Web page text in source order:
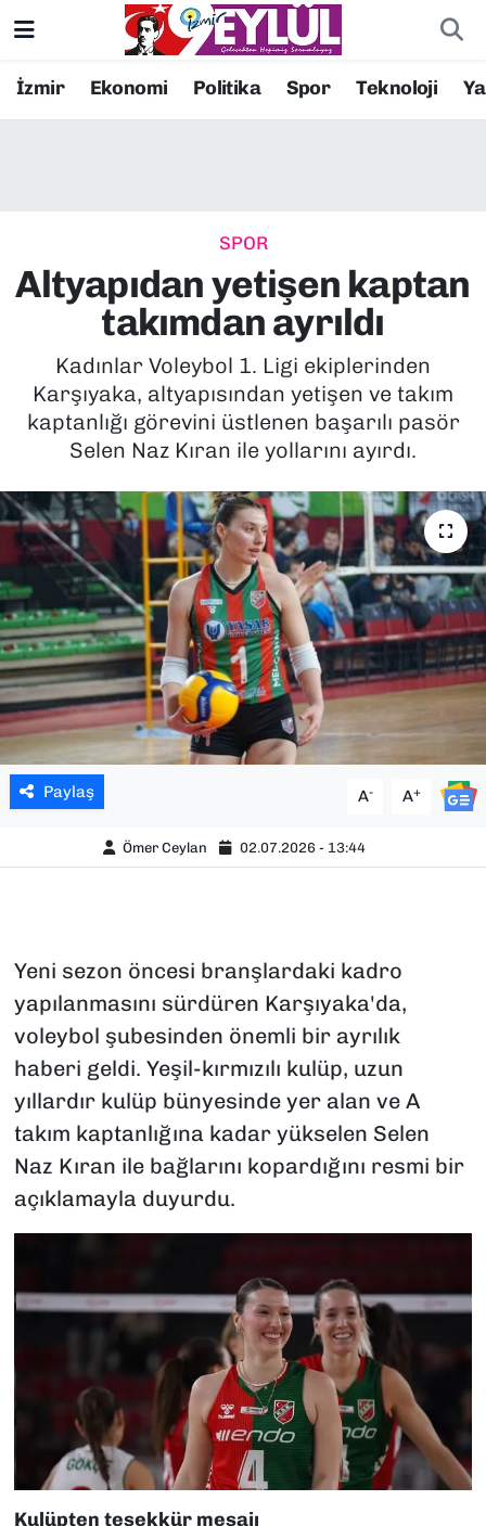
İzmir Ekonomi Politika Spor Teknoloji
SPOR
Altyapıdan yetişen kaptan
takımdan ayrıldı
Kadınlar Voleybol 1. Ligi ekiplerinden
Karşıyaka, altyapısından yetişen ve takım
kaptanlığı görevini üstlenen başarılı pasör
Selen Naz Kıran ile yollarını ayırdı.
Paylaş A- A+
Ömer Ceylan 02.07.2026 - 13:44
Yeni sezon öncesi branşlardaki kadro
yapılanmasını sürdüren Karşıyaka'da,
voleybol şubesinden önemli bir ayrılık
haberi geldi. Yeşil-kırmızılı kulüp, uzun
yıllardır kulüp bünyesinde yer alan ve A
takım kaptanlığına kadar yükselen Selen
Naz Kıran ile bağlarını kopardığını resmi bir
açıklamayla duyurdu.
Kulüpten teşekkür mesajı
Resmi İlanlar
EKONOMİ
KÜLTÜR SANAT
MAGAZİN
SAĞLIK
SPOR
TEKNOLOJİ
YAŞAM
YEREL YÖNETİMLER
Konak Nöbetçi Eczaneler
Süper Lig Puan Durumu ve Fikstür
Tüm Manşetler
Son Dakika Haberleri
Haber Arşivi